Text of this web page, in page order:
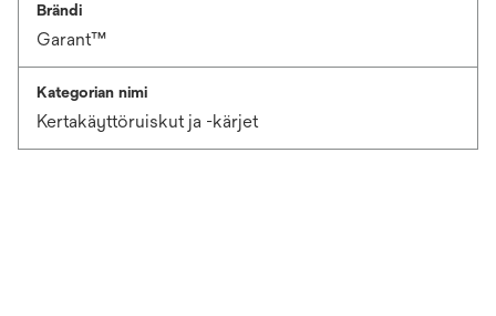
Brändi
Garant™
Kategorian nimi
Kertakäyttöruiskut ja -kärjet